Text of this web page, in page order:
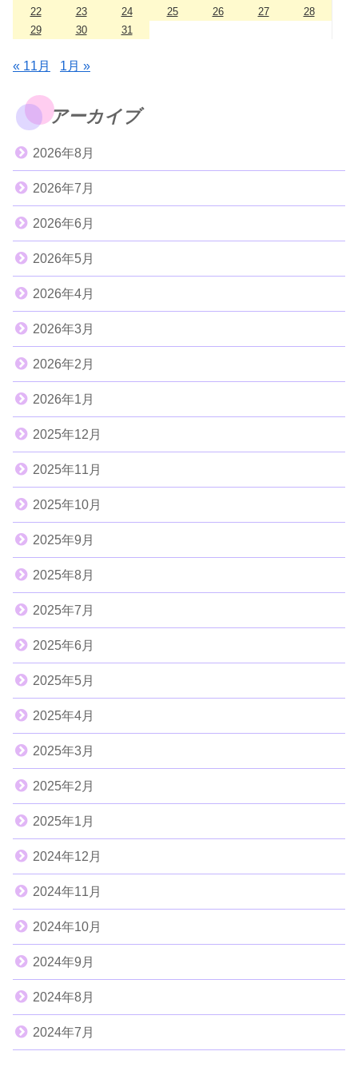
22
23 24 25 26 27
28
29
30 31
« 11月 1月 »
アーカイブ
2026年8月
2026年7月
2026年6月
2026年5月
2026年4月
2026年3月
2026年2月
2026年1月
2025年12月
2025年11月
2025年10月
2025年9月
2025年8月
2025年7月
2025年6月
2025年5月
2025年4月
2025年3月
2025年2月
2025年1月
2024年12月
2024年11月
2024年10月
2024年9月
2024年8月
2024年7月